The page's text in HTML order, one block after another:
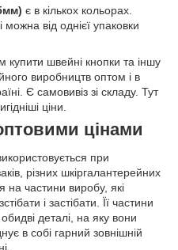
є в кількох кольорах.
від однієї упаковки
купити швейні кнопки та іншу
виробництв оптом і в
Є самовивіз зі складу. Тут
ціни.
цінами
при
різних шкіргалантерейних
на частини виробу, які
і застібати. Її частини
деталі, на яку вони
в собі гарний зовнішній